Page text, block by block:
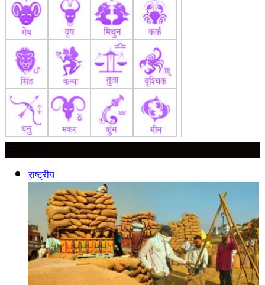
राष्ट्रीय